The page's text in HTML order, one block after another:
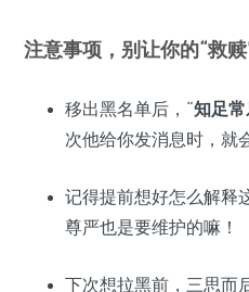
注意事项，别让你的“救赎
移出黑名单后，“知足
次他给你发消息时，就
记得提前想好怎么解释
尊严也是要维护的嘛！
下次想拉黑前，三思而